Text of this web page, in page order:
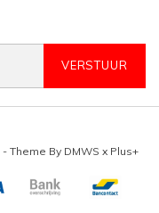
VERSTUUR
- Theme By DMWS x Plus+